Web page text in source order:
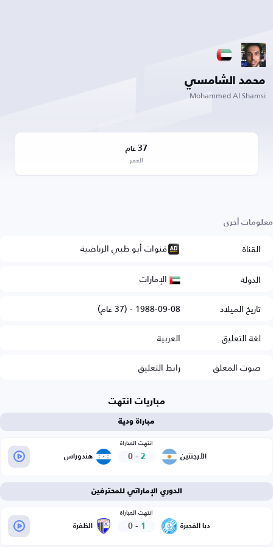
محمد الشامسي
Mohammed Al Shamsi
37 عام
العمر
معلومات أخرى
القناة
قنوات أبو ظبي الرياضية
الدولة
الإمارات
تاريخ الميلاد
1988-09-08 - (37 عام)
لغة التعليق
العربية
صوت المعلق
رابط التعليق
مباريات انتهت
مباراة ودية
الأرجنتين
انتهت المباراة
2
-
0 هندوراس
الدوري الإماراتي للمحترفين
دبا الفجيرة
انتهت المباراة
1
-
0 الظفرة